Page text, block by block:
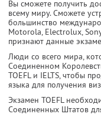
Вы сможете получить
всему миру. Сможете
большинство
Motorola, Electrolux,
признают данные
Люди со всего мира,
Соединенном
TOEFL и IELTS, чтобы
языка для получения
Экзамен TOEFL
Соединенных Штатов